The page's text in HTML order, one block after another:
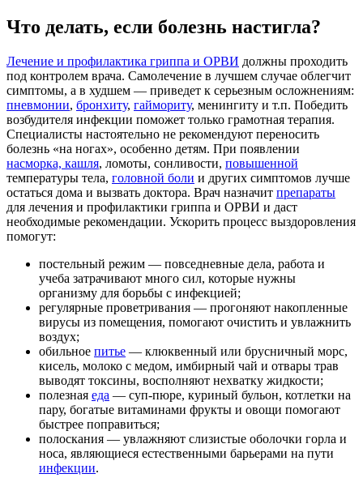
Что делать, если болезнь настигла?
Лечение и профилактика гриппа и ОРВИ должны проходить
под контролем врача. Самолечение в лучшем случае облегчит
симптомы, а в худшем — приведет к серьезным осложнениям:
пневмонии, бронхиту, гаймориту, менингиту и т.п. Победить
возбудителя инфекции поможет только грамотная терапия.
Специалисты настоятельно не рекомендуют переносить
болезнь «на ногах», особенно детям. При появлении
насморка, кашля, ломоты, сонливости, повышенной
температуры тела, головной боли и других симптомов лучше
остаться дома и вызвать доктора. Врач назначит препараты
для лечения и профилактики гриппа и ОРВИ и даст
необходимые рекомендации. Ускорить процесс выздоровления
помогут:
постельный режим — повседневные дела, работа и
учеба затрачивают много сил, которые нужны
организму для борьбы с инфекцией;
регулярные проветривания — прогоняют накопленные
вирусы из помещения, помогают очистить и увлажнить
воздух;
обильное питье — клюквенный или брусничный морс,
кисель, молоко с медом, имбирный чай и отвары трав
выводят токсины, восполняют нехватку жидкости;
полезная еда — суп-пюре, куриный бульон, котлетки на
пару, богатые витаминами фрукты и овощи помогают
быстрее поправиться;
полоскания — увлажняют слизистые оболочки горла и
носа, являющиеся естественными барьерами на пути
инфекции.